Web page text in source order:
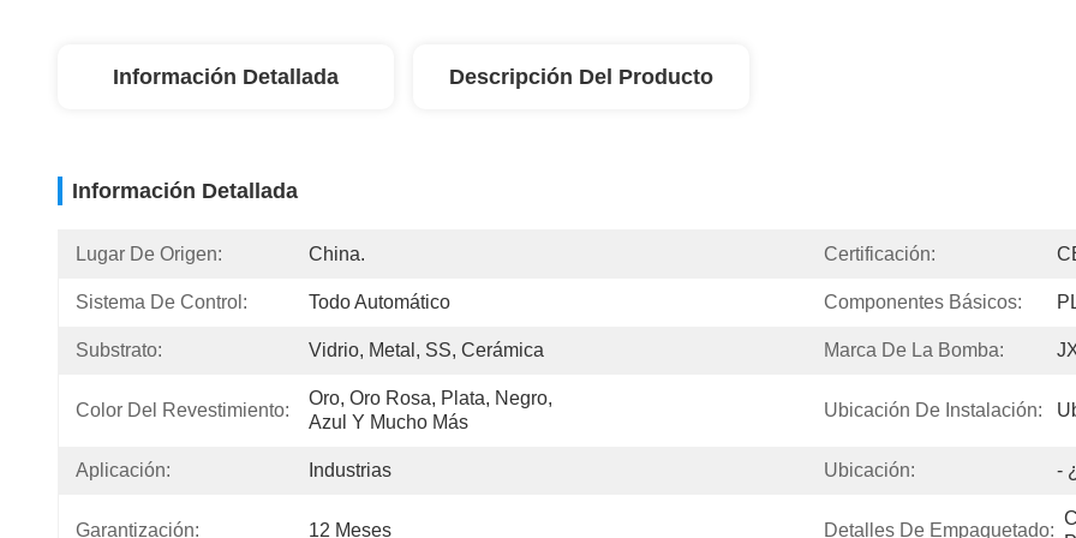
Información Detallada Descripción Del Producto
Información Detallada
Lugar De Origen: China. Certificación:
Sistema De Control: Todo Automático Componentes Básicos:
Substrato: Vidrio, Metal, SS, Cerámica Marca De La Bomba:
Color Del Revestimiento:
Oro, Oro Rosa, Plata, Negro,
Azul Y Mucho Más
Ubicación De Instalación:
Aplicación: Industrias Ubicación: -
Garantización: 12 Meses Detalles De Empaquetado: